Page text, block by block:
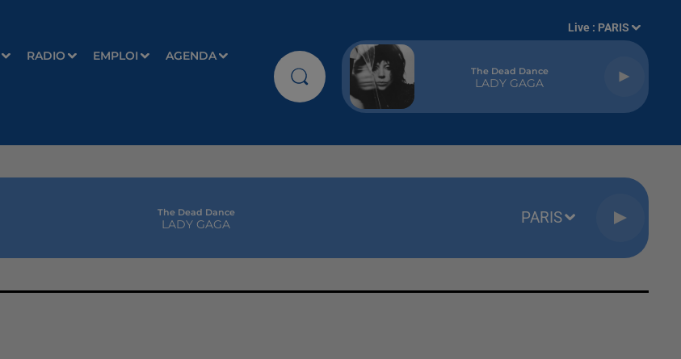
RADIO EMPLOI AGENDA
Live : PARIS
The Dead Dance
LADY GAGA
The Dead Dance
LADY GAGA PARIS